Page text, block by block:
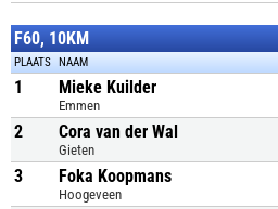
F60, 10KM
PLAATS NAAM
1 Mieke Kuilder
Emmen
2 Cora van der Wal
Gieten
3 Foka Koopmans
Hoogeveen